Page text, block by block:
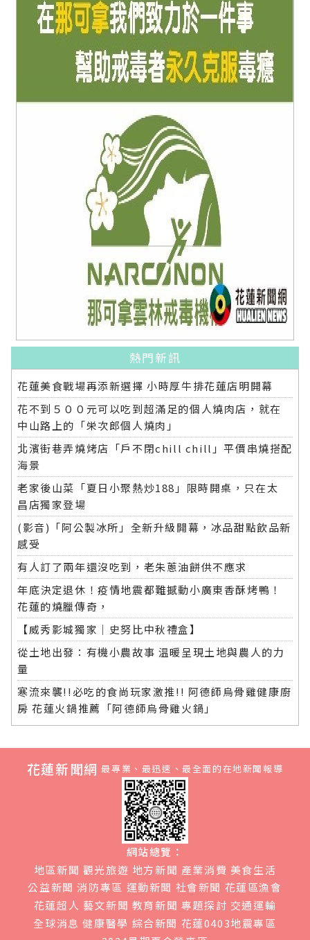
熱門新訊
花蓮美食戰場再添新選擇 小時厚牛排花蓮店明開幕
花不到５００元可以吃到超滿足的個人燒肉店，就在
中山路上的「栄次郎個人燒肉」
北濱街巷弄燒烤店「戶不閉chill chill」平價串燒搭配
海景
老家後山菜「夏日小聚熱炒188」限時開桌，只在太
昌店獨家登場
(影音)「阿公製冰所」全新升級開幕，冰品甜點飲品新
感受
有人訂了兩年還沒吃到，老朱蔥油餅供不應求
年底決定退休！疫情地震都難撼動小廣東香酥烤鴨！
花蓮的燒臘傳奇，
【威秀影城獨家｜史努比中秋禮盒】
從土地出發：有機小農故事 温暖呈現土地與農人的力
量
寒流來襲!!必吃的食尚玩家激推!! 阿德師烏骨雞健康廚
房 花蓮火鍋推薦「阿德師烏骨雞火鍋」
花蓮新聞網 最專業、最迅速、最全面的在地新聞報導
網站總覽：
地區新聞 觀光旅遊 地方新聞 產業消費 美食生活
公益新聞 消防專區 運動新聞 社會新聞 花蓮區漁會
花蓮超人 藝文新聞 教育新聞 專題探討 交通運輸
全球消息 健康醫學 綜合新聞 花蓮0403地震專區